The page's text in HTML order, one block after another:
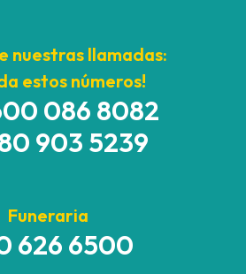
nuestras llamadas:
estos números!
086 8082
903 5239
Funeraria
626 6500